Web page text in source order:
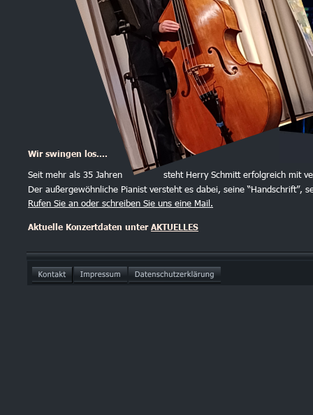
Wir swingen los....
Seit mehr als 35 Jahren
steht Herry Schmitt erfolgreich mit
Der außergewöhnliche Pianist versteht es dabei, seine
Rufen Sie an oder schreiben Sie uns eine Mail.
Aktuelle Konzertdaten unter AKTUELLES